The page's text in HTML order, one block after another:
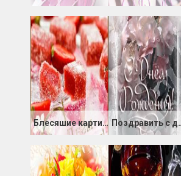
Блесяшие картинки с Днём Рождения Поздравить